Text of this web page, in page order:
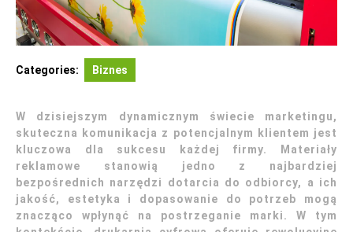
Categories: Biznes
W dzisiejszym dynamicznym świecie marketingu,
skuteczna komunikacja z potencjalnym klientem jest
kluczowa dla sukcesu każdej firmy. Materiały
reklamowe stanowią jedno z najbardziej
bezpośrednich narzędzi dotarcia do odbiorcy, a ich
jakość, estetyka i dopasowanie do potrzeb mogą
znacząco wpłynąć na postrzeganie marki. W tym